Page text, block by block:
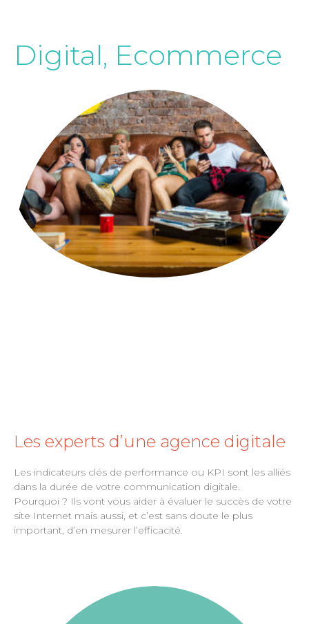
Digital, Ecommerce
Les experts d’une agence digitale
Les indicateurs clés de performance ou KPI sont les alliés
dans la durée de votre communication digitale.
Pourquoi ? Ils vont vous aider à évaluer le succès de votre
site Internet mais aussi, et c’est sans doute le plus
important, d’en mesurer l’efficacité.